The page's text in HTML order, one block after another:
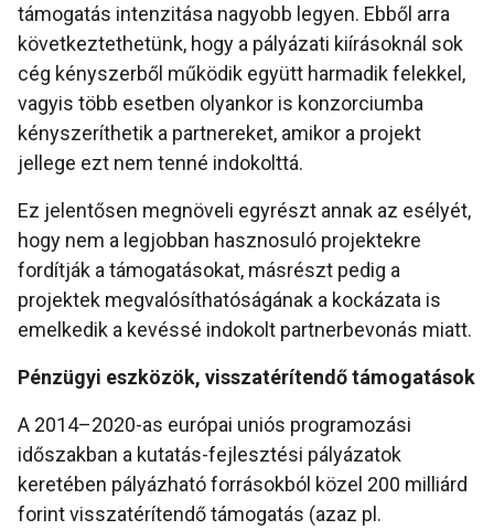
támogatás intenzitása nagyobb legyen. Ebből arra
következtethetünk, hogy a pályázati kiírásoknál sok
cég kényszerből működik együtt harmadik felekkel,
vagyis több esetben olyankor is konzorciumba
kényszeríthetik a partnereket, amikor a projekt
jellege ezt nem tenné indokolttá.
Ez jelentősen megnöveli egyrészt annak az esélyét,
hogy nem a legjobban hasznosuló projektekre
fordítják a támogatásokat, másrészt pedig a
projektek megvalósíthatóságának a kockázata is
emelkedik a kevéssé indokolt partnerbevonás miatt.
Pénzügyi eszközök, visszatérítendő támogatások
A 2014–2020-as európai uniós programozási
időszakban a kutatás-fejlesztési pályázatok
keretében pályázható forrásokból közel 200 milliárd
forint visszatérítendő támogatás (azaz pl.